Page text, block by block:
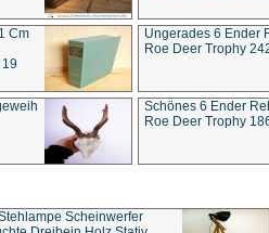
Cm
Ungerades 6 Ender
Roe Deer Trophy
Schönes 6 Ender
Roe Deer Trophy
Scheinwerfer